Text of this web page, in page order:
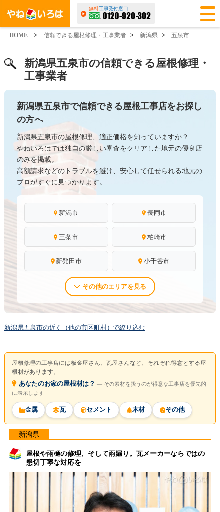
無料工事受付窓口
HOME > 信頼できる屋根修理・工事業者 > 新潟県 > 五泉市
新潟県五泉市の信頼できる屋根修理・
工事業者
新潟県五泉市で信頼できる屋根工事店をお探し
の方へ
新潟県五泉市の屋根修理、適正価格を知っていますか？
やねいろはでは独自の厳しい審査をクリアした地元の優良店
のみを掲載。
高額請求などのトラブルを避け、安心して任せられる地元の
プロがすぐに見つかります。
新潟市 長岡市
三条市 柏崎市
新発田市 小千谷市
その他のエリアを見る
新潟県五泉市の近く（他の市区町村）で絞り込む
屋根修理の工事店には板金屋さん、瓦屋さんなど、それぞれ得意とする屋
根材があります。
あなたのお家の屋根材は？ ― その素材を扱うのが得意な工事店を優先的
に表示します
金属 瓦 セメント 木材 その他
新潟県
屋根や雨樋の修理、そして雨漏り。瓦メーカーならではの
懇切丁寧な対応を